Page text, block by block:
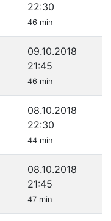
22:30
46 min
09.10.2018
21:45
46 min
08.10.2018
22:30
44 min
08.10.2018
21:45
47 min